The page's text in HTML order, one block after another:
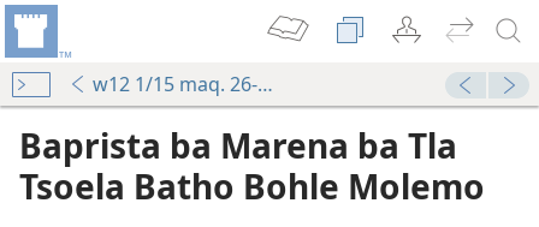
w12 1/15 maq. 26-30
Baprista ba Marena ba Tla
Tsoela Batho Bohle Molemo